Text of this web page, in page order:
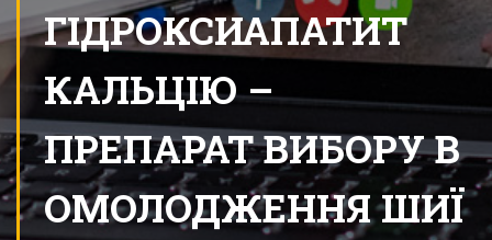
ГІДРОКСИАПАТИТ
КАЛЬЦІЮ –
ПРЕПАРАТ ВИБОРУ В
ОМОЛОДЖЕННЯ ШИЇ